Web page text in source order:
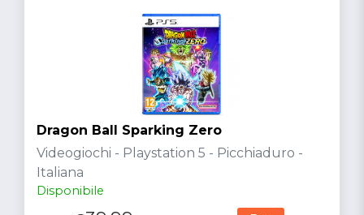
Dragon Ball Sparking Zero
Videogiochi - Playstation 5 - Picchiaduro -
Italiana
Disponibile